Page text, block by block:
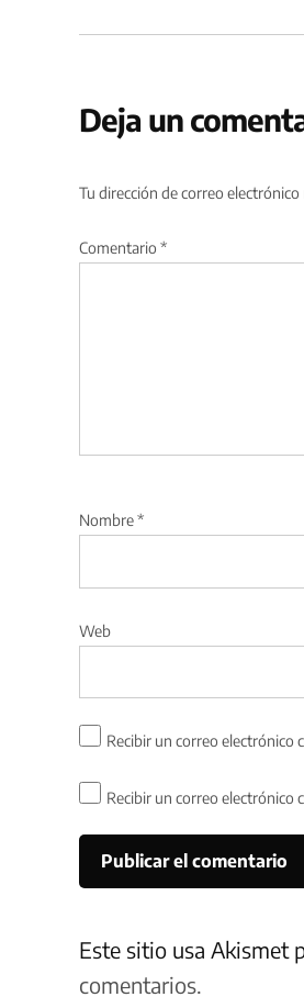
Deja un
Tu dirección de correo electrónico
Comentario *
Nombre*
Web
Recibir un correo electrónico
Recibir un correo electrónico
Este sitio usa Akismet
comentarios.